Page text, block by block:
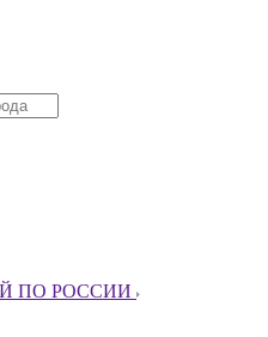
ПО РОССИИ